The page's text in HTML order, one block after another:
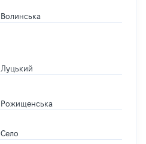
Волинська
Луцький
Рожищенська
Село